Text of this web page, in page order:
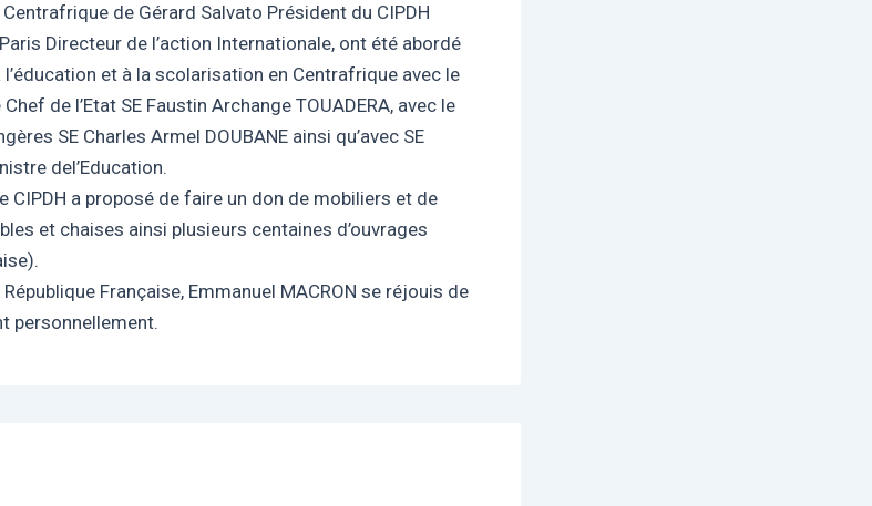
de Gérard Salvato Président du CIPDH
Directeur de l’action Internationale, ont été abordé
l’éducation et à la scolarisation en Centrafrique avec le
de l’Etat SE Faustin Archange TOUADERA, avec le
SE Charles Armel DOUBANE ainsi qu’avec SE
del’Education.
CIPDH a proposé de faire un don de mobiliers et de
et chaises ainsi plusieurs centaines d’ouvrages
Française, Emmanuel MACRON se réjouis de
personnellement.